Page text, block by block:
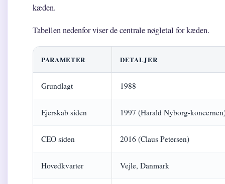
kæden.
Tabellen nedenfor viser de centrale nøgletal for kæden.
PARAMETER DETALJER
Grundlagt 1988
Ejerskab siden 1997 (Harald Nyborg-
CEO siden 2016 (Claus Petersen)
Hovedkvarter Vejle, Danmark